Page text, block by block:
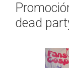
dead